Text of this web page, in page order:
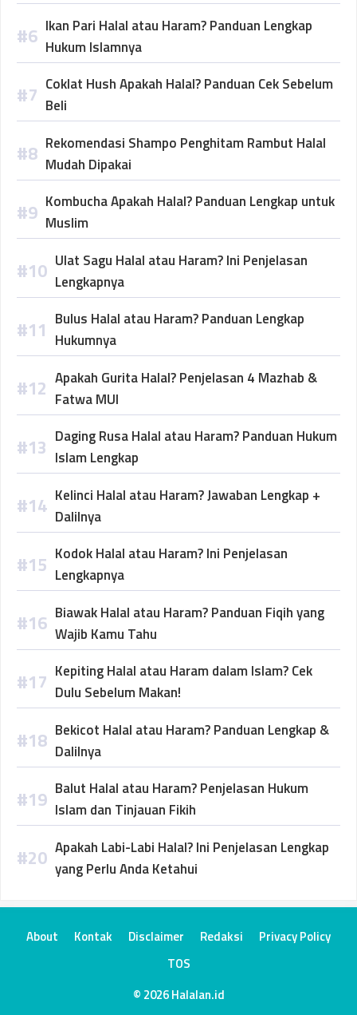
Ikan Pari Halal atau Haram? Panduan Lengkap
Hukum Islamnya
Coklat Hush Apakah Halal? Panduan Cek Sebelum
Beli
Rekomendasi Shampo Penghitam Rambut Halal
Mudah Dipakai
Kombucha Apakah Halal? Panduan Lengkap untuk
Muslim
Ulat Sagu Halal atau Haram? Ini Penjelasan
Lengkapnya
Bulus Halal atau Haram? Panduan Lengkap
Hukumnya
Apakah Gurita Halal? Penjelasan 4 Mazhab &
Fatwa MUI
Daging Rusa Halal atau Haram? Panduan Hukum
Islam Lengkap
Kelinci Halal atau Haram? Jawaban Lengkap +
Dalilnya
Kodok Halal atau Haram? Ini Penjelasan
Lengkapnya
Biawak Halal atau Haram? Panduan Fiqih yang
Wajib Kamu Tahu
Kepiting Halal atau Haram dalam Islam? Cek
Dulu Sebelum Makan!
Bekicot Halal atau Haram? Panduan Lengkap &
Dalilnya
Balut Halal atau Haram? Penjelasan Hukum
Islam dan Tinjauan Fikih
Apakah Labi-Labi Halal? Ini Penjelasan Lengkap
yang Perlu Anda Ketahui
About Kontak Disclaimer Redaksi
Privacy Policy
TOS
© 2026 Halalan.id